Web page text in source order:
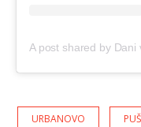
URBANOVO